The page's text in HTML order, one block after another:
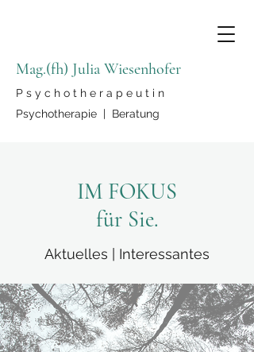
Mag.(fh) Julia Wiesenhofer
P s y c h o t h e r a p e u t i n
Psychotherapie | Beratung
IM FOKUS
für Sie.
Aktuelles | Interessantes